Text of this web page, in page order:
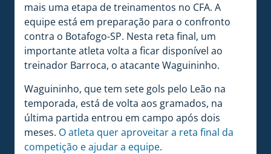
mais uma etapa de treinamentos no CFA. A
equipe está em preparação para o confronto
contra o Botafogo-SP. Nesta reta final, um
importante atleta volta a ficar disponível ao
treinador Barroca, o atacante Waguininho.
Waguininho, que tem sete gols pelo Leão na
temporada, está de volta aos gramados, na
última partida entrou em campo após dois
meses. O atleta quer aproveitar a reta final da
competição e ajudar a equipe.